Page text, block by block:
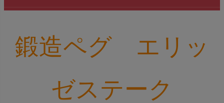
鍛造ペグ エリッ
ゼステーク